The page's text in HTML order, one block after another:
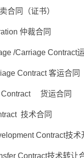
合同（证书）
仲裁合同
/Carriage Contract
Contract 客运合同
Contract 货运合同
技术合同
Contract技术
Contract技术转让